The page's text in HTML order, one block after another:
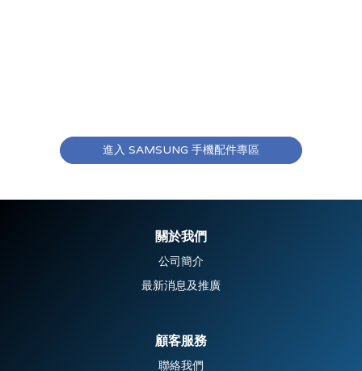
進入 SAMSUNG 手機配件專區
關於我們
公司簡介
最新消息及推廣
顧客服務
聯絡我們